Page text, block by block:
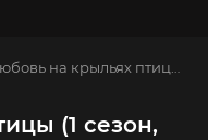
на крыльях птицы
(1 сезон,